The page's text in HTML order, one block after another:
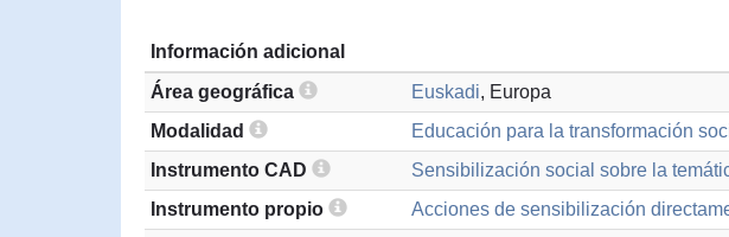
Información adicional
Área geográfica
Euskadi, Europa
Modalidad
Educación para la transformación
Instrumento CAD
Sensibilización social sobre la
Instrumento propio
Acciones de sensibilización